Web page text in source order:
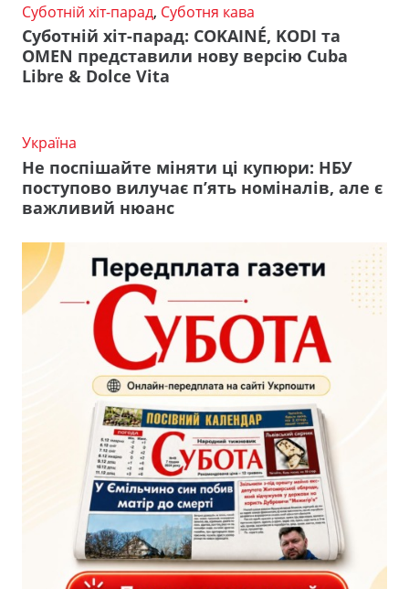
Суботній хіт-парад, Суботня кава
Суботній хіт-парад: COKAINÉ, KODI та
OMEN представили нову версію Cuba
Libre & Dolce Vita
Україна
Не поспішайте міняти ці купюри: НБУ
поступово вилучає п’ять номіналів, але є
важливий нюанс